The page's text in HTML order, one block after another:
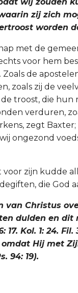
zij zich
worden
met de
voor hem
de
zoals zij de
troost, die
verduren,
zegt
ongezond
zijn kudde
die God
van Christus
dulden en dit
17. Kol. 1: 24.
Hij met
94: 19).